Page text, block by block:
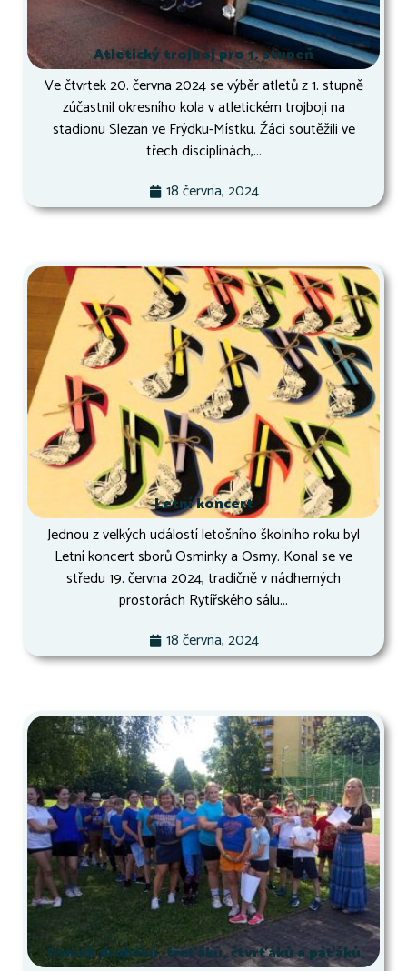
Atletický trojboj pro 1. stupeň
Ve čtvrtek 20. června 2024 se výběr atletů z 1. stupně
zúčastnil okresního kola v atletickém trojboji na
stadionu Slezan ve Frýdku-Místku. Žáci soutěžili ve
třech disciplínách,...
18 června, 2024
Letní koncert
Jednou z velkých událostí letošního školního roku byl
Letní koncert sborů Osminky a Osmy. Konal se ve
středu 19. června 2024, tradičně v nádherných
prostorách Rytířského sálu...
18 června, 2024
Osmák druháků, třeťáků, čtvrťáků a páťáků